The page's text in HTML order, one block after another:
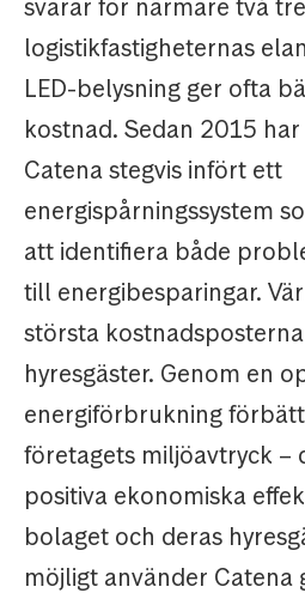
svarar för närmare två
logistikfastigheternas
LED-belysning ger ofta
kostnad. Sedan 2015
Catena stegvis infört ett
energispårningssystem
att identifiera både
till energibesparingar.
största
hyresgäster. Genom en
energiförbrukning
företagets miljöavtryck –
positiva ekonomiska
bolaget och deras
möjligt använder Catena